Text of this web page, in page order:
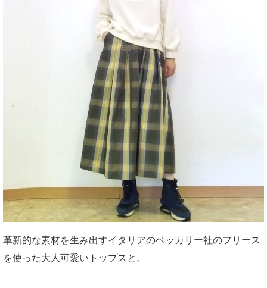
革新的な素材を生み出すイタリアのベッカリー社のフリース
を使った大人可愛いトップスと。